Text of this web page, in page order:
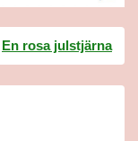
En rosa julstjärna